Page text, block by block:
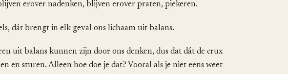
erover nadenken, blijven erover praten, piekeren.
dát brengt in elk geval ons lichaam uit balans.
uit balans kunnen zijn door ons denken, dus dat dát de crux
en sturen. Alleen hoe doe je dat? Vooral als je niet eens weet